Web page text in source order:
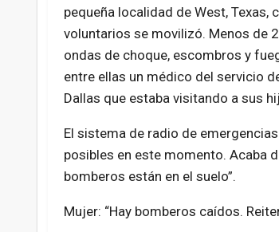
pequeña localidad de West,
voluntarios se movilizó. Menos de
ondas de choque, escombros y
entre ellas un médico del servicio
Dallas que estaba visitando a sus
El sistema de radio de
posibles en este momento. Acaba
bomberos están en el suelo”.
Mujer: “Hay bomberos caídos.